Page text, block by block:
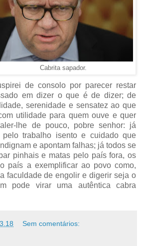
Cabrita sapador.
de consolo por parecer restar
em dizer o que é de dizer; de
serenidade e sensatez ao que
utilidade para quem ouve e quer
lhe de pouco, pobre senhor: já
trabalho isento e cuidado que
e apontam falhas; já todos se
pinhais e matas pelo país fora, os
país a exemplificar ao povo como,
faculdade de engolir e digerir seja o
pode virar uma autêntica cabra
Sem comentários: